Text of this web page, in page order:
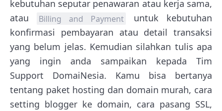
kebutuhan seputar penawaran atau kerja sama,
atau
Billing and Payment
untuk kebutuhan
konfirmasi pembayaran atau detail transaksi
yang belum jelas. Kemudian silahkan tulis apa
yang ingin anda sampaikan kepada Tim
Support DomaiNesia. Kamu bisa bertanya
tentang paket hosting dan domain murah, cara
setting blogger ke domain, cara pasang SSL,